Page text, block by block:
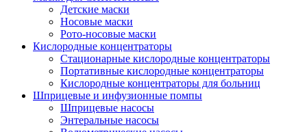
Детские маски
Носовые маски
Рото-носовые маски
Кислородные концентраторы
Стационарные кислородные концентраторы
Портативные кислородные концентраторы
Кислородные концентраторы для больниц
Шприцевые и инфузионные помпы
Шприцевые насосы
Энтеральные насосы